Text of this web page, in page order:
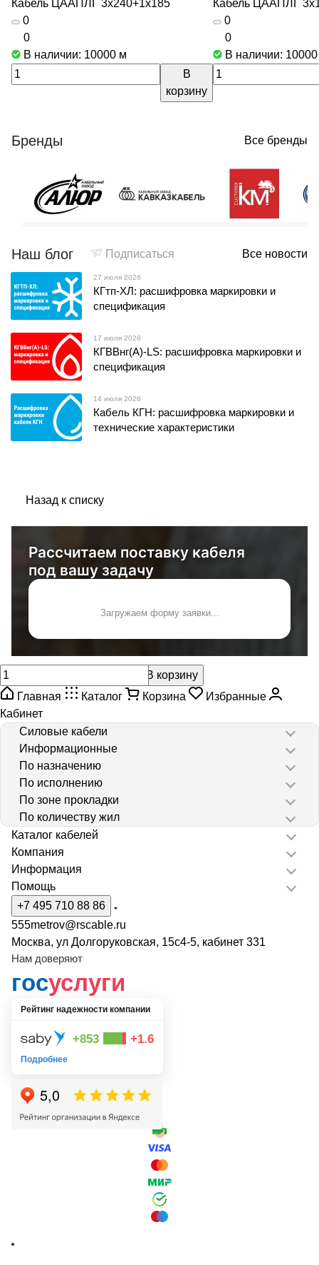
Кабель ЦААПЛГ 3х240+1х185
0
0
В наличии: 10000 м
В
корзину
Кабель ЦААПЛГ
0
0
В наличии:
Бренды Все бренды
Наш блог Подписаться Все новости
27 июля 2026
КГтп-ХЛ: расшифровка маркировки и
спецификация
17 июля 2026
КГВВнг(А)-LS: расшифровка маркировки и
спецификация
14 июля 2026
Кабель КГН: расшифровка маркировки и
технические характеристики
Назад к списку
Рассчитаем поставку кабеля
под вашу задачу
Загружаем форму заявки...
В корзину
Главная
Каталог Корзина
Избранные
Кабинет
Силовые кабели
Информационные
По назначению
По исполнению
По зоне прокладки
По количеству жил
Каталог кабелей
Компания
Информация
Помощь
+7 495 710 88 86
555metrov@rscable.ru
Москва, ул Долгоруковская, 15с4-5, кабинет 331
Нам доверяют
госуслуги
Рейтинг надежности компании
+853 +1.6
Подробнее